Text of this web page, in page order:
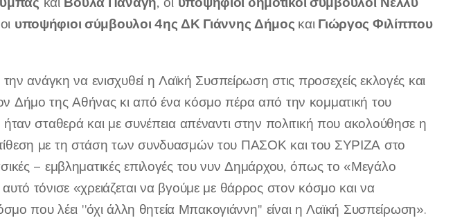
υποψήφιοι σύμβουλοι 4ης ΔΚ Γιάννης Δήμος και Γιώργος Φιλίππου
ανάγκη να ενισχυθεί η Λαϊκή Συσπείρωση στις προσεχείς εκλογές και
Δήμο της Αθήνας κι από ένα κόσμο πέρα από την κομματική του
σταθερά και με συνέπεια απέναντι στην πολιτική που ακολούθησε η
με τη στάση των συνδυασμών του ΠΑΣΟΚ και του ΣΥΡΙΖΑ στο
– εμβληματικές επιλογές του νυν Δημάρχου, όπως το «Μεγάλο
τόνισε «χρειάζεται να βγούμε με θάρρος στον κόσμο και να
που λέει ''όχι άλλη θητεία Μπακογιάννη'' είναι η Λαϊκή Συσπείρωση».